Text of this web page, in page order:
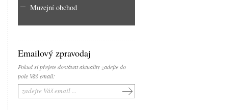
Muzejní obchod
Emailový zpravodaj
Pokud si přejete dostávat aktuality zadejte do
pole Váš email: